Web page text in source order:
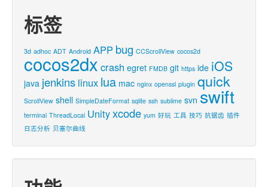
标签
3d adhoc ADT Android APP bug CCScrollView cocos2d
cocos2dx crash egret FMDB git https ide iOS
java jenkins linux lua mac nginx openssl plugin quick
ScrollView shell SimpleDateFormat sqlite ssh sublime svn swift
terminal ThreadLocal Unityxcode yum 好玩 工具 技巧 抗锯齿 插件
日志分析 贝塞尔曲线